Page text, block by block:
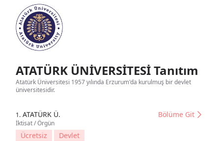
ATATÜRK ÜNİVERSİTESİ Tanıtım
Atatürk Üniversitesi 1957 yılında Erzurum'da kurulmuş bir devlet
üniversitesidir.
1. ATATÜRK Ü.
İktisat / Örgün
Bölüme Git
Ücretsiz
Devlet